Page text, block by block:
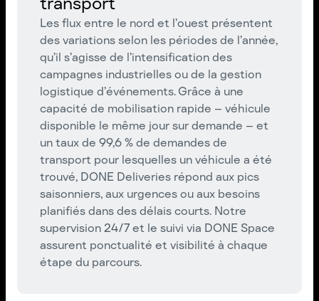
Les flux entre le nord et l’ouest présentent
des variations selon les périodes de l’année,
qu’il s’agisse de l’intensification des
campagnes industrielles ou de la gestion
logistique d’événements. Grâce à une
capacité de mobilisation rapide – véhicule
disponible le même jour sur demande – et
un taux de 99,6 % de demandes de
transport pour lesquelles un véhicule a été
trouvé, DONE Deliveries répond aux pics
saisonniers, aux urgences ou aux besoins
planifiés dans des délais courts. Notre
supervision 24/7 et le suivi via DONE Space
assurent ponctualité et visibilité à chaque
étape du parcours.